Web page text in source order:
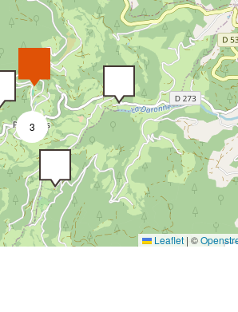
3
Leaflet | ©